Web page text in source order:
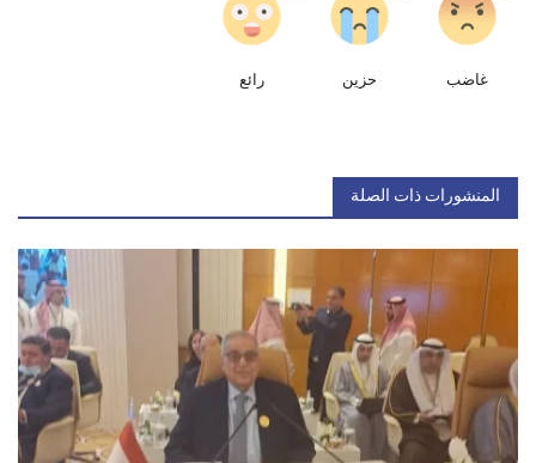
غاضب حزين رائع
المنشورات ذات الصلة